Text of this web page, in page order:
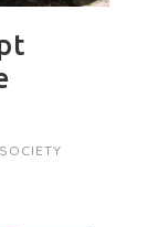
SOCIETY